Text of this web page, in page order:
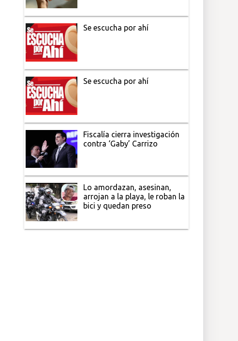
Se escucha por ahí
Se escucha por ahí
Fiscalía cierra investigación
contra ‘Gaby’ Carrizo
Lo amordazan, asesinan,
arrojan a la playa, le roban la
bici y quedan preso